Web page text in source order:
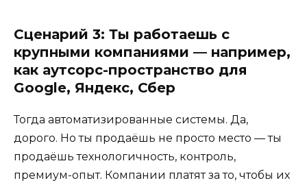
Сценарий 3: Ты работаешь с
крупными компаниями — например,
как аутсорс-пространство для
Google, Яндекс, Сбер
Тогда автоматизированные системы. Да,
дорого. Но ты продаёшь не просто место — ты
продаёшь технологичность, контроль,
премиум-опыт. Компании платят за то, чтобы их